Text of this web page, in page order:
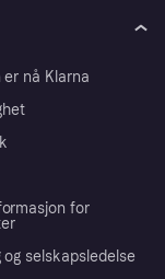
er nå Klarna
for
og selskapsledelse